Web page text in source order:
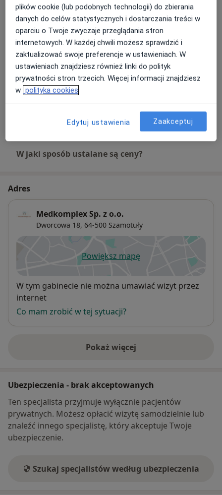
Badania psychologiczne
Od 300 zł Szczegóły
Interwencja kryzysowa
350 zł Szczegóły
Poradnictwo psychologiczne
Od 250 zł Szczegóły
W jaki sposób ustalane są ceny?
Adres
Medkomplex Sp. z o.o.
Dworcowa 18, 64-500 Szamotuły
Powiększ mapęotwiera się w nowej karcie
Dostępność
W tym gabinecie nie można umawiać wizyt przez
internet
Co mam zrobić w tej sytuacji?
Pokaż więcej
o adresie
Ubezpieczenia - brak akceptowanych
Ten specjalista przyjmuje wyłącznie pacjentów
prywatnych. Możesz opłacić wizytę samodzielnie lub
znaleźć innego specjalistę, który akceptuje Twoje
ubezpieczenie.
Szukaj specjalistów według ubezpieczenia
plików cookie (lub podobnych technologii) do zbierania
danych do celów statystycznych i dostarczania treści w
oparciu o Twoje zwyczaje przeglądania stron
internetowych. W każdej chwili możesz sprawdzić i
zaktualizować swoje preferencje w ustawieniach. W
ustawieniach znajdziesz również linki do polityk
prywatności stron trzecich. Więcej informacji znajdziesz
w polityka cookies
Edytuj ustawienia Zaakceptuj